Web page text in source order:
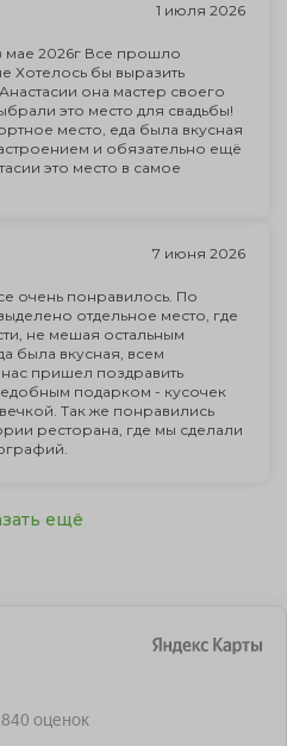
1 июля 2026
мае 2026г Все прошло
Хотелось бы выразить
она мастер своего
это место для свадьбы!
место, еда была вкусная
и обязательно ещё
это место в самое
7 июня 2026
очень понравилось. По
отдельное место, где
не мешая остальным
была вкусная, всем
пришел поздравить
подарком - кусочек
Так же понравились
ресторана, где мы сделали
ещё